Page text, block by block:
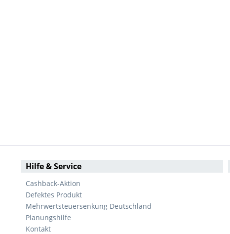
Hilfe & Service
Cashback-Aktion
Defektes Produkt
Mehrwertsteuersenkung Deutschland
Planungshilfe
Kontakt